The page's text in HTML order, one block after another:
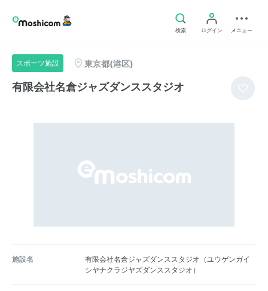
検索 ログイン メニュー
スポーツ施設 東京都(港区)
有限会社名倉ジャズダンススタジオ
施設名
有限会社名倉ジャズダンススタジオ（ユウゲンガイ
シヤナクラジヤズダンススタジオ）